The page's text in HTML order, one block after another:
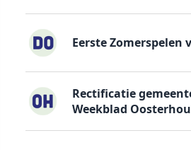
Eerste Zomerspelen
Rectificatie
Weekblad